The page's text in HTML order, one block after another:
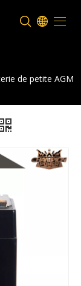
de petite AGM